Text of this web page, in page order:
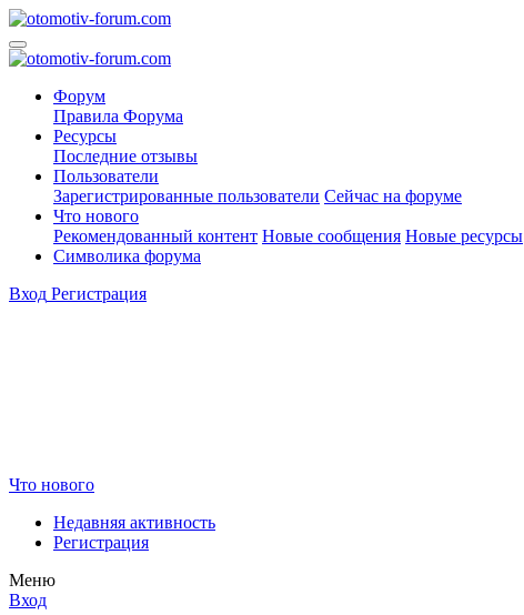
Форум
Правила Форума
Ресурсы
Последние отзывы
Пользователи
Зарегистрированные пользователи Сейчас на форуме
Что нового
Рекомендованный контент Новые сообщения Новые ресурсы
Символика форума
Вход Регистрация
Что нового
Недавняя активность
Регистрация
Меню
Вход